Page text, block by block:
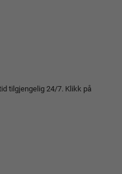
tilgjengelig 24/7. Klikk på